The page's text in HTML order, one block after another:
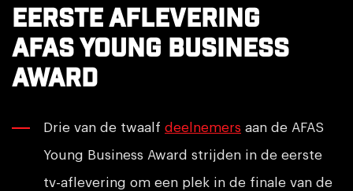
Eerste aflevering
AFAS Young Business
Award
Drie van de twaalf deelnemers aan de AFAS
Young Business Award strijden in de eerste
tv-aflevering om een plek in de finale van de